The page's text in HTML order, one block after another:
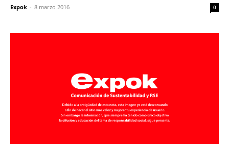
Expok - 8 marzo 2016 0